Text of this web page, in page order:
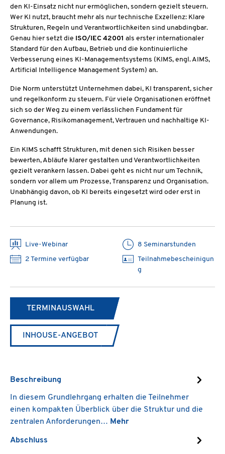
den KI-Einsatz nicht nur ermöglichen, sondern gezielt steuern.
Wer KI nutzt, braucht mehr als nur technische Exzellenz: Klare
Strukturen, Regeln und Verantwortlichkeiten sind unabdingbar.
Genau hier setzt die ISO/IEC 42001 als erster internationaler
Standard für den Aufbau, Betrieb und die kontinuierliche
Verbesserung eines KI-Managementsystems (KIMS, engl. AIMS,
Artificial Intelligence Management System) an.
Die Norm unterstützt Unternehmen dabei, KI transparent, sicher
und regelkonform zu steuern. Für viele Organisationen eröffnet
sich so der Weg zu einem verlässlichen Fundament für
Governance, Risikomanagement, Vertrauen und nachhaltige KI-
Anwendungen.
Ein KIMS schafft Strukturen, mit denen sich Risiken besser
bewerten, Abläufe klarer gestalten und Verantwortlichkeiten
gezielt verankern lassen. Dabei geht es nicht nur um Technik,
sondern vor allem um Prozesse, Transparenz und Organisation.
Unabhängig davon, ob KI bereits eingesetzt wird oder erst in
Planung ist.
Live-Webinar
8 Seminarstunden
2 Termine verfügbar
Teilnahmebescheinigun
g
TERMINAUSWAHL
INHOUSE-ANGEBOT
Beschreibung
In diesem Grundlehrgang erhalten die Teilnehmer
einen kompakten Überblick über die Struktur und die
zentralen Anforderungen… Mehr
Abschluss